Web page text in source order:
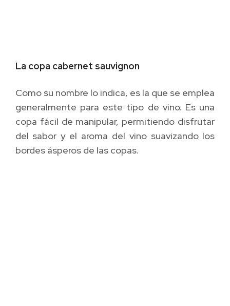
La copa cabernet sauvignon
Como su nombre lo indica, es la que se emplea
generalmente para este tipo de vino. Es una
copa fácil de manipular, permitiendo disfrutar
del sabor y el aroma del vino suavizando los
bordes ásperos de las copas.